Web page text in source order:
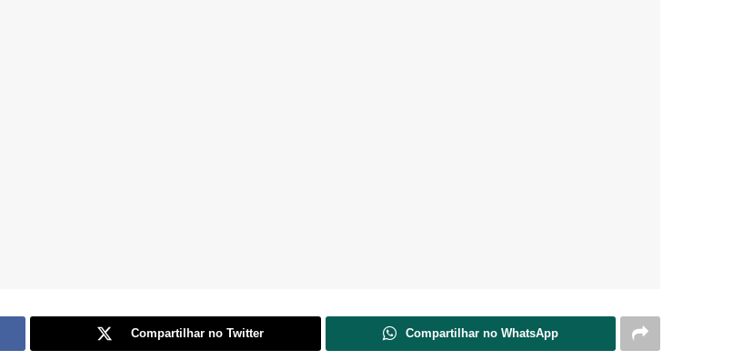
Compartilhar no Twitter Compartilhar no WhatsApp